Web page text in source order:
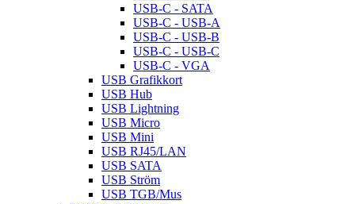
USB-C - SATA
USB-C - USB-A
USB-C - USB-B
USB-C - USB-C
USB-C - VGA
USB Grafikkort
USB Hub
USB Lightning
USB Micro
USB Mini
USB RJ45/LAN
USB SATA
USB Ström
USB TGB/Mus